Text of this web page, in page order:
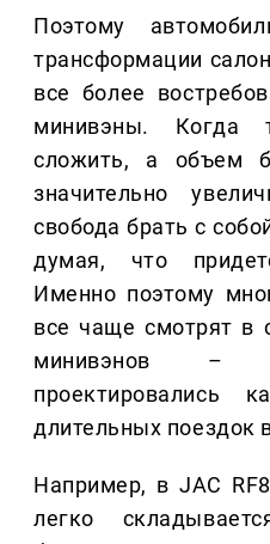
Поэтому
трансформации
все более
минивэны. Когда
сложить, а объем
значительно
свобода брать с
думая, что
Именно поэтому
все чаще смотрят в
минивэнов –
проектировались
длительных поездок
Например, в JAC
легко